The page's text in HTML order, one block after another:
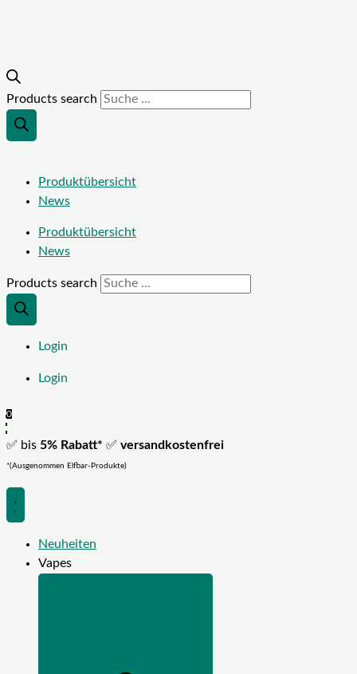
Products search
Produktübersicht
News
Produktübersicht
News
Products search
Login
Login
0
✅ bis 5% Rabatt* ✅ versandkostenfrei
*(Ausgenommen Elfbar-Produkte)
Neuheiten
Vapes